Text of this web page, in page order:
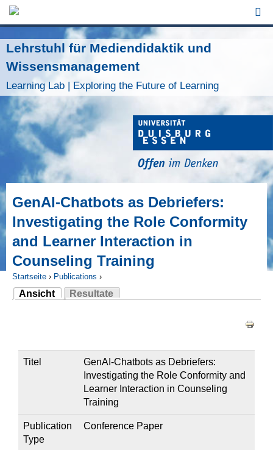
Jump to Navigation
Lehrstuhl für Mediendidaktik und
Wissensmanagement
Learning Lab | Exploring the Future of Learning
GenAI-Chatbots as Debriefers:
Investigating the Role Conformity
and Learner Interaction in
Counseling Training
Sie sind hier
Startseite › Publications ›
Ansicht
(aktiver Reiter)
Resultate
Titel
GenAI-Chatbots as Debriefers:
Investigating the Role Conformity and
Learner Interaction in Counseling
Training
Publication
Type
Conference Paper